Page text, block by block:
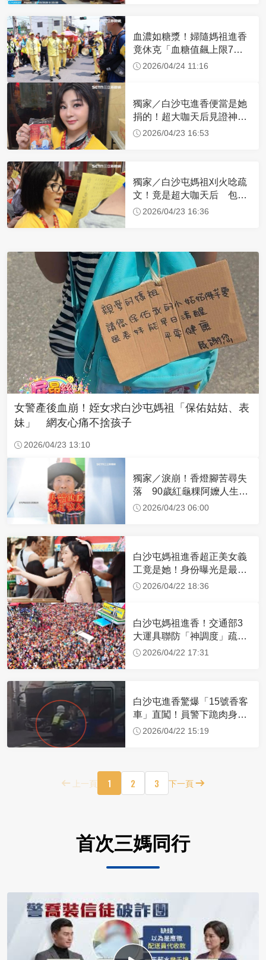
血濃如糖漿！婦隨媽祖進香
竟休克「血糖值飆上限7
倍」 醫曝原因
2026/04/24 11:16
獨家／白沙屯進香便當是她
捐的！超大咖天后見證神
蹟 一靠近媽祖就爆哭
2026/04/23 16:53
獨家／白沙屯媽祖刈火唸疏
文！竟是超大咖天后 包尿
布忍尿5小時不喊累
2026/04/23 16:36
女警產後血崩！姪女求白沙屯媽祖「保佑姑姑、表
妹」 網友心痛不捨孩子
2026/04/23 13:10
獨家／淚崩！香燈腳苦尋失
落 90歲紅龜粿阿嬤人生謝
幕2026/04/23 06:00
白沙屯媽祖進香超正美女義
工竟是她！身份曝光是最美
禮生 一輩子不結婚
2026/04/22 18:36
白沙屯媽祖進香！交通部3
大運具聯防「神調度」疏運
32.1萬創新高
2026/04/22 17:31
白沙屯進香驚爆「15號香客
車」直闖！員警下跪肉身擋
車：讓行人先過
2026/04/22 15:19
上一頁 1 2 3 下一頁
首次三媽同行